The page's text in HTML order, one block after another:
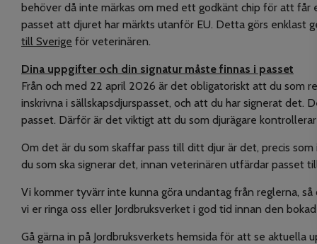
behöver då inte märkas om med ett godkänt chip för att får
passet att djuret har märkts utanför EU. Detta görs enklast
till Sverige för veterinären.
Dina uppgifter och din signatur måste finnas i passet
Från och med 22 april 2026 är det obligatoriskt att du som
inskrivna i sällskapsdjurspasset, och att du har signerat det.
passet. Därför är det viktigt att du som djurägare
Om det är du som skaffar pass till ditt djur är det, precis
du som ska signerar det, innan veterinären utfärdar passet till
Vi kommer tyvärr inte kunna göra undantag från reglerna,
vi er ringa oss eller Jordbruksverket i god tid innan den
Gå gärna in på Jordbruksverkets hemsida för att se aktuella